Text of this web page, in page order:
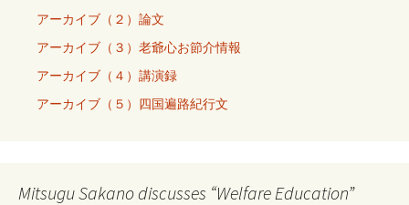
アーカイブ（２）論文
アーカイブ（３）老爺心お節介情報
アーカイブ（４）講演録
アーカイブ（５）四国遍路紀行文
Mitsugu Sakano discusses “Welfare Education”